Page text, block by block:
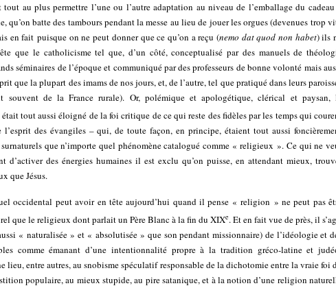
au plus permettre l’une ou l’autre adaptation au niveau de l’emballage du
qu’on batte des tambours pendant la messe au lieu de jouer les orgues (devenues trop
en fait puisque on ne peut donner que ce qu’on a reçu (nemo dat quod non habet) ils
que le catholicisme tel que, d’un côté, conceptualisé par des manuels de
séminaires de l’époque et communiqué par des professeurs de bonne volonté mais
que la plupart des imams de nos jours, et, de l’autre, tel que pratiqué dans leurs
souvent de la France rurale). Or, polémique et apologétique, clérical et paysan,
était tout aussi éloigné de la foi critique de ce qui reste des fidèles par les temps qui
des évangiles – qui, de toute façon, en principe, étaient tout aussi
que n’importe quel phénomène catalogué comme « religieux ». Ce qui ne
d’activer des énergies humaines il est exclu qu’on puisse, en attendant mieux,
que Jésus.
occidental peut avoir en tête aujourd’hui quand il pense « religion » ne peut pas
que le religieux dont parlait un Père Blanc à la fin du XIXe. Et en fait vue de près, il
« naturalisée » et « absolutisée » que son pendant missionnaire) de l’idéologie et
comme émanant d’une intentionnalité propre à la tradition gréco-latine et
lieu, entre autres, au snobisme spéculatif responsable de la dichotomie entre la vraie foi
populaire, au mieux stupide, au pire satanique, et à la notion d’une religion